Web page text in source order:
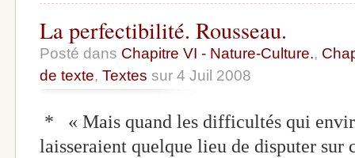
La perfectibilité. Rousseau.
Posté dans Chapitre VI - Nature-Culture.,
de texte, Textes sur 4 Juil 2008
* « Mais quand les difficultés qui
laisseraient quelque lieu de disputer sur